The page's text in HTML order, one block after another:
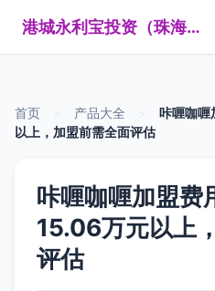
港城永利宝投资（珠海）有限公司
首页 产品大全
咔喱咖
以上，加盟前需全面评估
咔喱咖喱加盟费
15.06万元以上
评估